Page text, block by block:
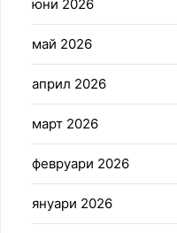
юни 2026
май 2026
април 2026
март 2026
февруари 2026
януари 2026